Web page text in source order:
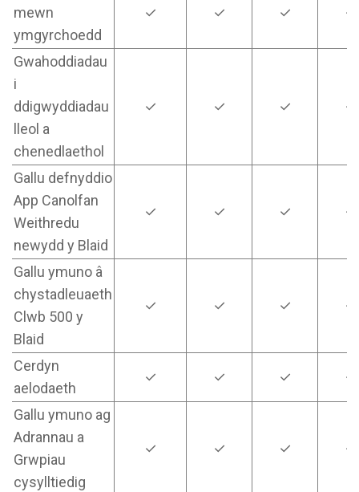
mewn
ymgyrchoedd
✓ ✓ ✓ ✓
Gwahoddiadau
i
ddigwyddiadau
lleol a
chenedlaethol
✓ ✓ ✓ ✓
Gallu defnyddio
App Canolfan
Weithredu
newydd y Blaid
✓ ✓ ✓ ✓
Gallu ymuno â
chystadleuaeth
Clwb 500 y
Blaid
✓ ✓ ✓ ✓
Cerdyn
aelodaeth
✓ ✓ ✓ ✓
Gallu ymuno ag
Adrannau a
Grwpiau
cysylltiedig
✓ ✓ ✓ ✓